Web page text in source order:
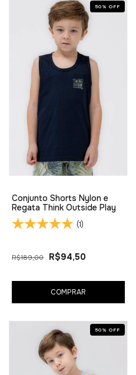
50 % OFF
Conjunto Shorts Nylon e
Regata Think Outside Play
(1)
R$189,00 R$94,50
COMPRAR
50 % OFF